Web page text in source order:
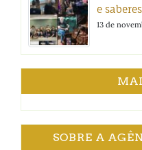
e
13 de
SOBRE A